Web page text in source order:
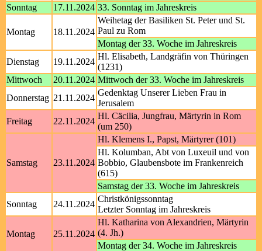
Sonntag
17.11.2024 33. Sonntag im Jahreskreis
Montag 18.11.2024
Weihetag der Basiliken St. Peter und St.
Paul zu Rom
Montag der 33. Woche im Jahreskreis
Dienstag
19.11.2024
Hl. Elisabeth, Landgräfin von Thüringen
(1231)
Mittwoch
20.11.2024 Mittwoch der 33. Woche im Jahreskreis
Donnerstag 21.11.2024
Gedenktag Unserer Lieben Frau in
Jerusalem
Freitag
22.11.2024
Hl. Cäcilia, Jungfrau, Märtyrin in Rom
(um 250)
Samstag 23.11.2024
Hl. Klemens I., Papst, Märtyrer (101)
Hl. Kolumban, Abt von Luxeuil und von
Bobbio, Glaubensbote im Frankenreich
(615)
Samstag der 33. Woche im Jahreskreis
Sonntag
24.11.2024
Christkönigssonntag
Letzter Sonntag im Jahreskreis
Montag 25.11.2024
Hl. Katharina von Alexandrien, Märtyrin
(4. Jh.)
Montag der 34. Woche im Jahreskreis